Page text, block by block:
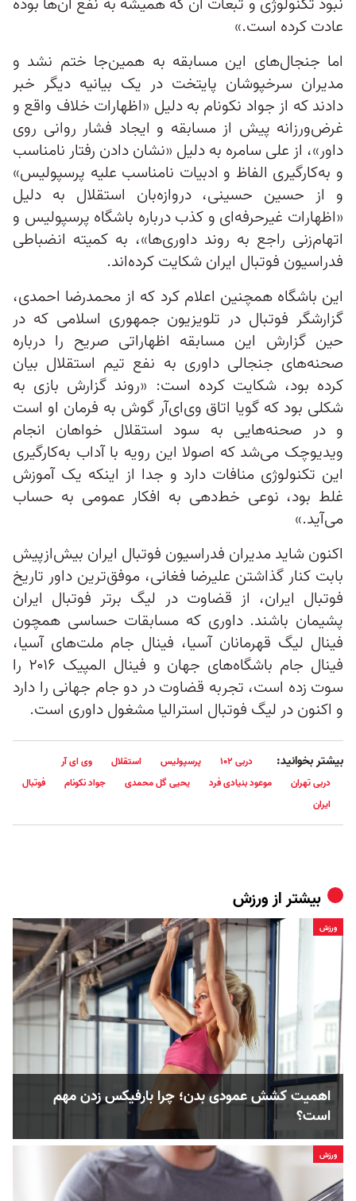
عادت کرده است.»
اما جنجال‌های این مسابقه به همین‌جا ختم نشد و
مدیران سرخپوشان پایتخت در یک بیانیه دیگر خبر
دادند که از جواد نکونام به دلیل «اظهارات خلاف واقع و
غرض‌ورزانه پیش از مسابقه و ایجاد فشار روانی روی
داور»، از علی سامره به دلیل «نشان دادن رفتار نامناسب
و به‌کارگیری الفاظ و ادبیات نامناسب علیه پرسپولیس»
و از حسین حسینی، دروازه‌بان استقلال به دلیل
«اظهارات غیرحرفه‌ای و کذب درباره‌ باشگاه پرسپولیس و
اتهام‌زنی راجع به روند داوری‌ها»، به کمیته انضباطی
فدراسیون فوتبال ایران شکایت کرده‌اند.
این باشگاه همچنین اعلام کرد که از محمدرضا احمدی،
گزارشگر فوتبال در تلویزیون جمهوری اسلامی که در
حین گزارش این مسابقه اظهاراتی صریح را درباره
صحنه‌های جنجالی داوری به نفع تیم استقلال بیان
کرده بود، شکایت کرده است:‌ «روند گزارش بازی به
شکلی بود که گویا اتاق وی‌ای‌آر گوش به فرمان او است
و در صحنه‌هایی به سود استقلال خواهان انجام
ویدیو‌چک می‌شد که اصولا این رویه با آداب به‌کارگیری
این تکنولوژی منافات دارد و جدا از اینکه یک آموزش
غلط بود، نوعی خط‌دهی به افکار عمومی به حساب
می‌آید.»
اکنون شاید مدیران فدراسیون فوتبال ایران بیش‌از‌پیش
بابت کنار گذاشتن علیرضا فغانی، موفق‌ترین داور تاریخ
فوتبال ایران، از قضاوت در لیگ برتر فوتبال ایران
پشیمان باشند. داوری که مسابقات حساسی همچون
فینال لیگ قهرمانان آسیا، فینال جام ملت‌های آسیا،
فینال جام باشگاه‌های جهان و فینال المپیک ۲۰۱۶ را
سوت زده است، تجربه قضاوت در دو جام جهانی را دارد
و اکنون در لیگ فوتبال استرالیا مشغول داوری است.
بیشتر بخوانید: دربی ۱۰۲ پرسپولیس استقلال
وی ای آر
دربی تهران
موعود بنیادی فرد یحیی گل محمدی جواد نکونام
فوتبال
ایران
بیشتر ازورزش
ورزش
اهمیت کشش عمودی بدن؛ چرا بارفیکس زدن مهم
است؟
ورزش